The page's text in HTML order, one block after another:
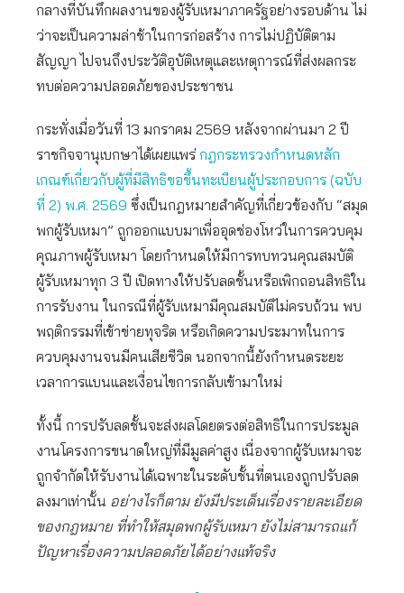
กลางที่บันทึกผลงานของผู้รับเหมาภาครัฐอย่างรอบด้าน ไม่
ว่าจะเป็นความล่าช้าในการก่อสร้าง การไม่ปฏิบัติตาม
สัญญา ไปจนถึงประวัติอุบัติเหตุและเหตุการณ์ที่ส่งผลกระ
ทบต่อความปลอดภัยของประชาชน
กระทั่งเมื่อวันที่ 13 มกราคม 2569 หลังจากผ่านมา 2 ปี
ราชกิจจานุเบกษาได้เผยแพร่ กฎกระทรวงกำหนดหลัก
เกณฑ์เกี่ยวกับผู้ที่มีสิทธิขอขึ้นทะเบียนผู้ประกอบการ (ฉบับ
ที่ 2) พ.ศ. 2569 ซึ่งเป็นกฎหมายสำคัญที่เกี่ยวข้องกับ “สมุด
พกผู้รับเหมา” ถูกออกแบบมาเพื่ออุดช่องโหว่ในการควบคุม
คุณภาพผู้รับเหมา โดยกำหนดให้มีการทบทวนคุณสมบัติ
ผู้รับเหมาทุก 3 ปี เปิดทางให้ปรับลดชั้นหรือเพิกถอนสิทธิใน
การรับงาน ในกรณีที่ผู้รับเหมามีคุณสมบัติไม่ครบถ้วน พบ
พฤติกรรมที่เข้าข่ายทุจริต หรือเกิดความประมาทในการ
ควบคุมงานจนมีคนเสียชีวิต นอกจากนี้ยังกำหนดระยะ
เวลาการแบนและเงื่อนไขการกลับเข้ามาใหม่
ทั้งนี้ การปรับลดชั้นจะส่งผลโดยตรงต่อสิทธิในการประมูล
งานโครงการขนาดใหญ่ที่มีมูลค่าสูง เนื่องจากผู้รับเหมาจะ
ถูกจำกัดให้รับงานได้เฉพาะในระดับชั้นที่ตนเองถูกปรับลด
ลงมาเท่านั้น อย่างไรก็ตาม ยังมีประเด็นเรื่องรายละเอียด
ของกฎหมาย ที่ทำให้สมุดพกผู้รับเหมา ยังไม่สามารถแก้
ปัญหาเรื่องความปลอดภัยได้อย่างแท้จริง